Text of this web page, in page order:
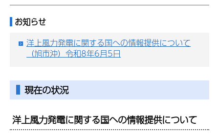
お知らせ
洋上風力発電に関する国への情報提供について
（旭市沖）令和8年6月5日
現在の状況
洋上風力発電に関する国への情報提供について